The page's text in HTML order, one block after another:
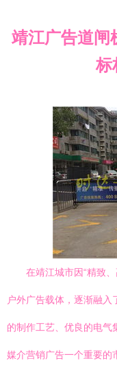
靖江广告道闸
标
在靖江城市因“精致
户外广告载体，逐渐融
的制作工艺、优良的电气
媒介营销广告一个重要的